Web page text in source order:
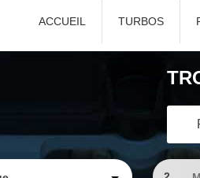
ACCUEIL TURBOS